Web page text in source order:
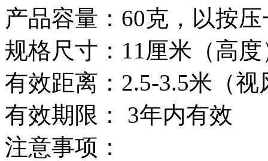
产品容量：60克，以按
规格尺寸：11厘米（高
有效距离：2.5-3.5米（
有效期限： 3年内有效
注意事项：